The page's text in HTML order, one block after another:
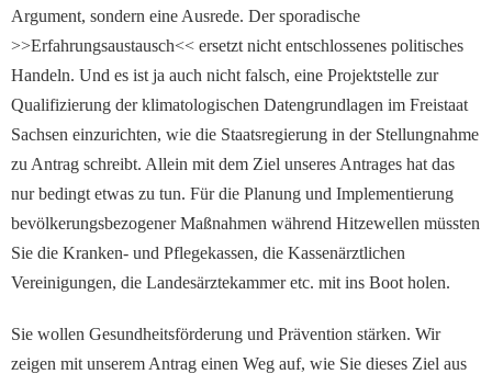
Argument, sondern eine Ausrede. Der sporadische
>>Erfahrungsaustausch<< ersetzt nicht entschlossenes politisches
Handeln. Und es ist ja auch nicht falsch, eine Projektstelle zur
Qualifizierung der klimatologischen Datengrundlagen im Freistaat
Sachsen einzurichten, wie die Staatsregierung in der Stellungnahme
zu Antrag schreibt. Allein mit dem Ziel unseres Antrages hat das
nur bedingt etwas zu tun. Für die Planung und Implementierung
bevölkerungsbezogener Maßnahmen während Hitzewellen müssten
Sie die Kranken- und Pflegekassen, die Kassenärztlichen
Vereinigungen, die Landesärztekammer etc. mit ins Boot holen.
Sie wollen Gesundheitsförderung und Prävention stärken. Wir
zeigen mit unserem Antrag einen Weg auf, wie Sie dieses Ziel aus